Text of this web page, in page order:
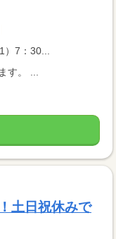
）7：30...
す。 ...
土日祝休みで